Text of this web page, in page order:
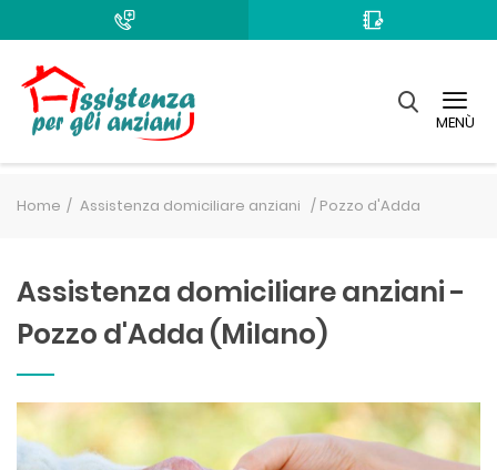
MENÙ
Home Assistenza domiciliare anziani / Pozzo d'Adda
Assistenza domiciliare anziani -
Pozzo d'Adda (Milano)